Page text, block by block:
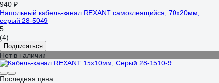
940 ₽
Напольный кабель-канал REXANT самоклеящийся, 70x20мм,
серый 28-5049
5
(4)
Подписаться
Нет в наличии
Последняя цена